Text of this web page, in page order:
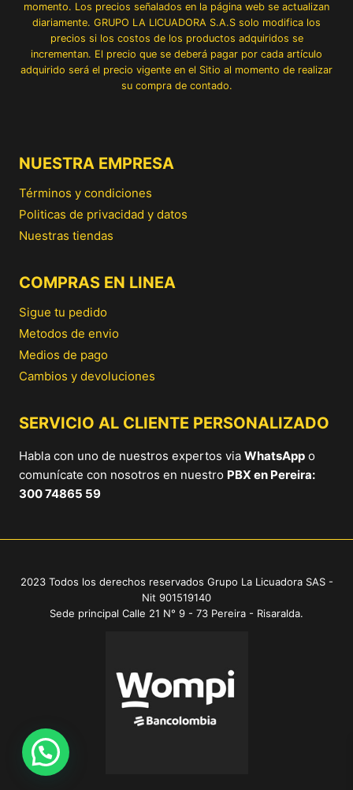
momento. Los precios señalados en la página web se actualizan
diariamente. GRUPO LA LICUADORA S.A.S solo modifica los
precios si los costos de los productos adquiridos se
incrementan. El precio que se deberá pagar por cada artículo
adquirido será el precio vigente en el Sitio al momento de realizar
su compra de contado.
NUESTRA EMPRESA
Términos y condiciones
Politicas de privacidad y datos
Nuestras tiendas
COMPRAS EN LINEA
Sigue tu pedido
Metodos de envio
Medios de pago
Cambios y devoluciones
SERVICIO AL CLIENTE PERSONALIZADO
Habla con uno de nuestros expertos via WhatsApp o
comunícate con nosotros en nuestro PBX en Pereira:
300 74865 59
2023 Todos los derechos reservados Grupo La Licuadora SAS -
Nit 901519140
Sede principal Calle 21 N° 9 - 73 Pereira - Risaralda.